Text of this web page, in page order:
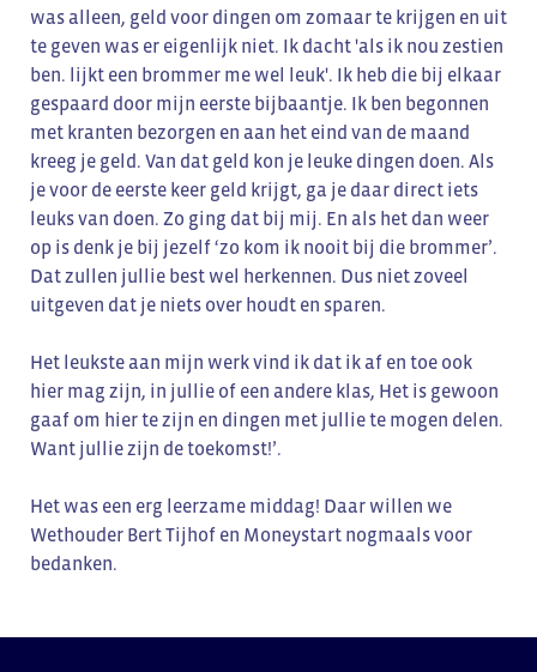
was alleen, geld voor dingen om zomaar te krijgen en uit
te geven was er eigenlijk niet. Ik dacht 'als ik nou zestien
ben. lijkt een brommer me wel leuk'. Ik heb die bij elkaar
gespaard door mijn eerste bijbaantje. Ik ben begonnen
met kranten bezorgen en aan het eind van de maand
kreeg je geld. Van dat geld kon je leuke dingen doen. Als
je voor de eerste keer geld krijgt, ga je daar direct iets
leuks van doen. Zo ging dat bij mij. En als het dan weer
op is denk je bij jezelf ‘zo kom ik nooit bij die brommer’.
Dat zullen jullie best wel herkennen. Dus niet zoveel
uitgeven dat je niets over houdt en sparen.
Het leukste aan mijn werk vind ik dat ik af en toe ook
hier mag zijn, in jullie of een andere klas, Het is gewoon
gaaf om hier te zijn en dingen met jullie te mogen delen.
Want jullie zijn de toekomst!’.
Het was een erg leerzame middag! Daar willen we
Wethouder Bert Tijhof en Moneystart nogmaals voor
bedanken.